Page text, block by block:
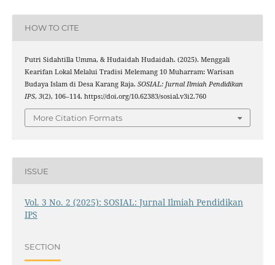
HOW TO CITE
Putri Sidahtilla Umma, & Hudaidah Hudaidah. (2025). Menggali
Kearifan Lokal Melalui Tradisi Melemang 10 Muharram: Warisan
Budaya Islam di Desa Karang Raja. SOSIAL: Jurnal Ilmiah Pendidikan
IPS, 3(2), 106–114. https://doi.org/10.62383/sosial.v3i2.760
More Citation Formats
ISSUE
Vol. 3 No. 2 (2025): SOSIAL: Jurnal Ilmiah Pendidikan
IPS
SECTION